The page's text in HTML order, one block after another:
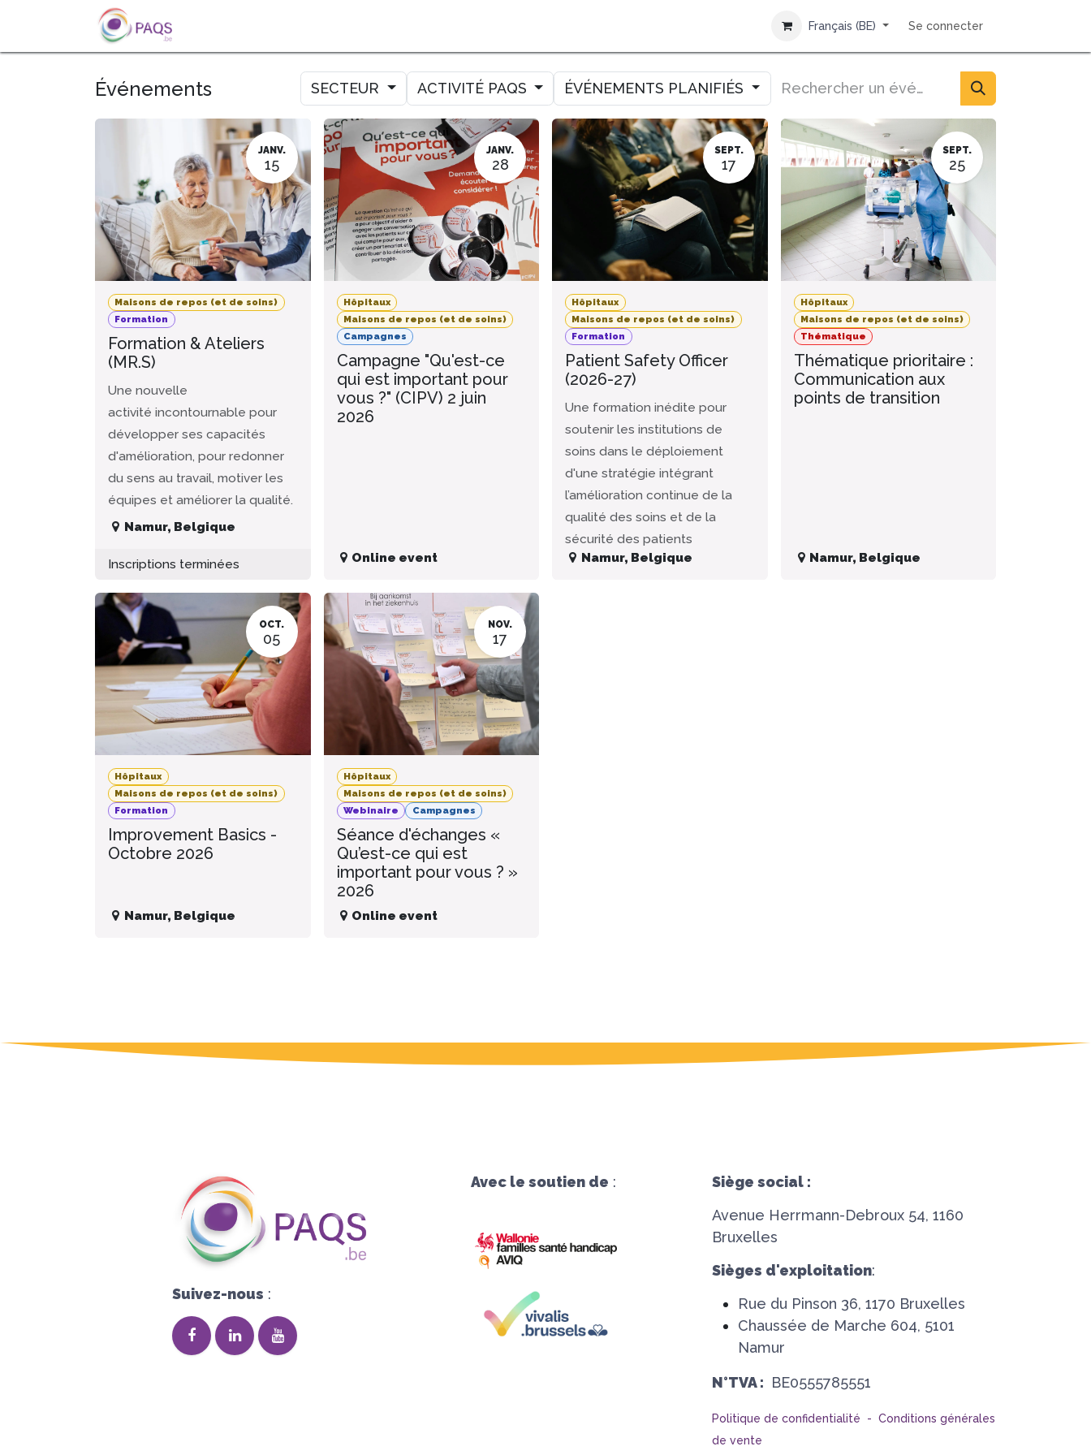
SE RENDRE AU CONTENU
Français (BE) Se connecter
Événements SECTEUR ACTIVITÉ PAQS ÉVÉNEMENTS PLANIFIÉS
JANV.
15
Maisons de repos (et de soins)
Formation
Formation & Ateliers
(MR.S)
Une nouvelle
activité incontournable pour
développer ses capacités
d'amélioration, pour redonner
du sens au travail, motiver les
équipes et améliorer la qualité.
Namur, Belgique
Inscriptions terminées
JANV.
28
Hôpitaux
Maisons de repos (et de soins)
Campagnes
Campagne "Qu'est-ce
qui est important pour
vous ?" (CIPV) 2 juin
2026
Online event
SEPT.
17
Hôpitaux
Maisons de repos (et de soins)
Formation
Patient Safety Officer
(2026-27)
Une formation inédite pour
soutenir les institutions de
soins dans le déploiement
d'une stratégie intégrant
l’amélioration continue de la
qualité des soins et de la
sécurité des patients
Namur, Belgique
SEPT.
25
Hôpitaux
Maisons de repos (et de soins)
Thématique
Thématique prioritaire :
Communication aux
points de transition
Namur, Belgique
OCT.
05
Hôpitaux
Maisons de repos (et de soins)
Formation
Improvement Basics -
Octobre 2026
Namur, Belgique
NOV.
17
Hôpitaux
Maisons de repos (et de soins)
Webinaire
Campagnes
Séance d'échanges «
Qu’est-ce qui est
important pour vous ? »
2026
Online event
Suivez-nous :
Avec le soutien de :
Siège social :
Avenue Herrmann-Debroux 54, 1160
Bruxelles
Sièges d'exploitation:
Rue du Pinson 36, 1170 Bruxelles
Chaussée de Marche 604, 5101
Namur
N°TVA : BE0555785551
Politique de confidentialité - Conditions générales
de vente